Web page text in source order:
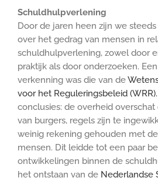
Schuldhulpverlening
Door de jaren heen zijn we
over het gedrag van mensen in
schuldhulpverlening, zowel door
praktijk als door onderzoeken.
verkenning was die van de
voor het Reguleringsbeleid (WRR).
conclusies: de overheid
van burgers, regels zijn te
weinig rekening gehouden met
mensen. Dit leidde tot een paar
ontwikkelingen binnen de
het ontstaan van de Nederlandse